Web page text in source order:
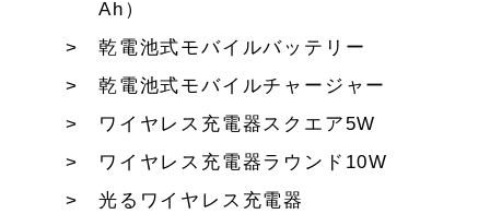
Ah）
乾電池式モバイルバッテリー
乾電池式モバイルチャージャー
ワイヤレス充電器スクエア5W
ワイヤレス充電器ラウンド10W
光るワイヤレス充電器